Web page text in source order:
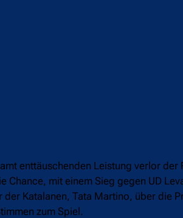
enttäuschenden Leistung verlor
Chance, mit einem Sieg gegen UD
der Katalanen, Tata Martino, über die
zum Spiel.